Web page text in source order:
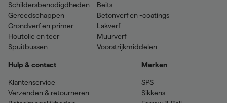
Schildersbenodigdheden
Gereedschappen
Grondverf en primer
Houtolie en teer
Spuitbussen
Beits
Betonverf en -coatings
Lakverf
Muurverf
Voorstrijkmiddelen
Hulp & contact
Klantenservice
Verzenden & retourneren
Merken
SPS
Sikkens